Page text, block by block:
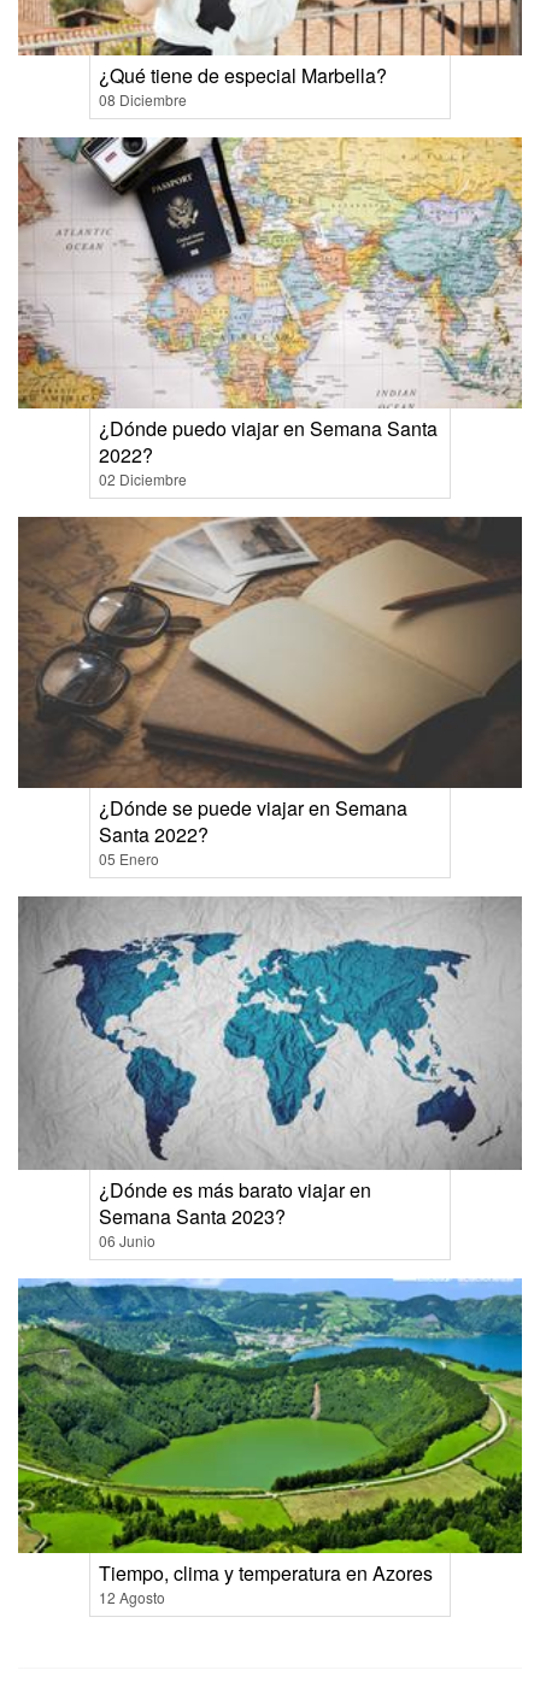
¿Qué tiene de especial Marbella?
08 Diciembre
¿Dónde puedo viajar en Semana Santa
2022?
02 Diciembre
¿Dónde se puede viajar en Semana
Santa 2022?
05 Enero
¿Dónde es más barato viajar en
Semana Santa 2023?
06 Junio
Tiempo, clima y temperatura en Azores
12 Agosto